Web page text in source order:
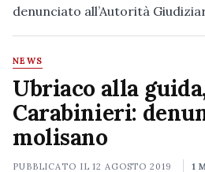
denunciato all’Autorità
NEWS
Ubriaco alla
Carabinieri:
molisano
PUBBLICATO IL12 AGOSTO 2019 1